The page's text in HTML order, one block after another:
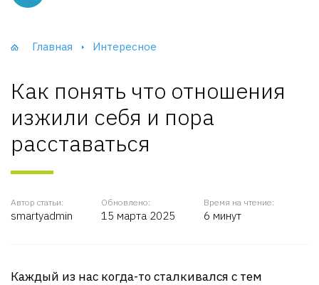
Главная Интересное
Как понять что отношения
изжили себя и пора
расставаться
Автор статьи:
smartyadmin
Обновлено:
15 марта 2025
Время на чтение:
6 минут
Каждый из нас когда-то сталкивался с тем
и тумбы